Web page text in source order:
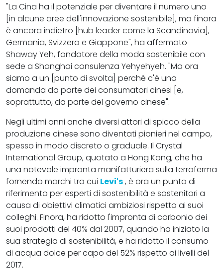
"La Cina ha il potenziale per diventare il numero uno
[in alcune aree dell'innovazione sostenibile], ma finora
è ancora indietro [hub leader come la Scandinavia],
Germania, Svizzera e Giappone", ha affermato
Shaway Yeh, fondatore della moda sostenibile con
sede a Shanghai consulenza Yehyehyeh. "Ma ora
siamo a un [punto di svolta] perché c'è una
domanda da parte dei consumatori cinesi [e,
soprattutto, da parte del governo cinese".
Negli ultimi anni anche diversi attori di spicco della
produzione cinese sono diventati pionieri nel campo,
spesso in modo discreto o graduale. Il Crystal
International Group, quotato a Hong Kong, che ha
una notevole impronta manifatturiera sulla terraferma
fornendo marchi tra cui Levi's, è ora un punto di
riferimento per esperti di sostenibilità e sostenitori a
causa di obiettivi climatici ambiziosi rispetto ai suoi
colleghi. Finora, ha ridotto l'impronta di carbonio dei
suoi prodotti del 40% dal 2007, quando ha iniziato la
sua strategia di sostenibilità, e ha ridotto il consumo
di acqua dolce per capo del 52% rispetto ai livelli del
2017.